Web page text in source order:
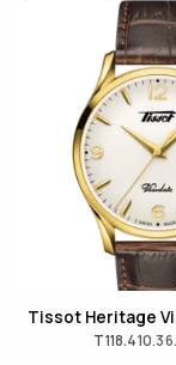
Tissot Heritage